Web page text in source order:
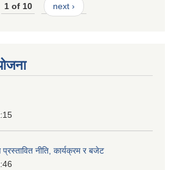
1 of 10 next ›
नीति, कार्यक्रम र बजेट